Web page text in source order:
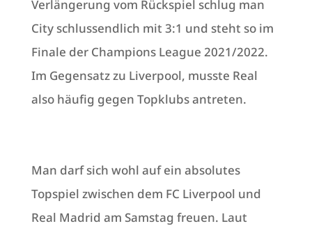
Verlängerung vom Rückspiel schlug man
City schlussendlich mit 3:1 und steht so im
Finale der Champions League 2021/2022.
Im Gegensatz zu Liverpool, musste Real
also häufig gegen Topklubs antreten.
Man darf sich wohl auf ein absolutes
Topspiel zwischen dem FC Liverpool und
Real Madrid am Samstag freuen. Laut